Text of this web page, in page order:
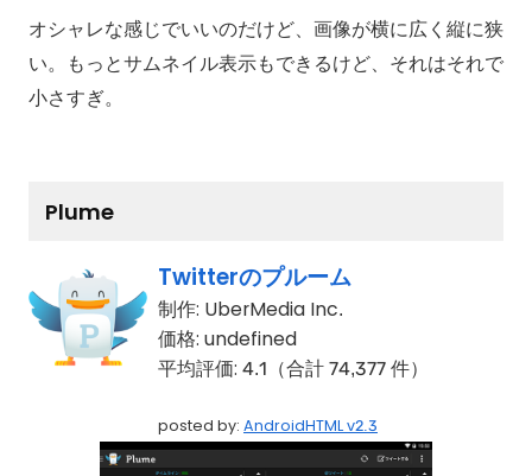
オシャレな感じでいいのだけど、画像が横に広く縦に狭
い。もっとサムネイル表示もできるけど、それはそれで
小さすぎ。
Plume
Twitterのプルーム
制作: UberMedia Inc.
価格: undefined
平均評価: 4.1（合計 74,377 件）
posted by: AndroidHTML v2.3